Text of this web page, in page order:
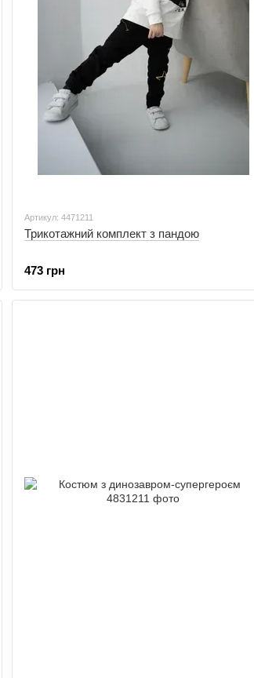
Артикул: 4471211
Трикотажний комплект з пандою
473 грн